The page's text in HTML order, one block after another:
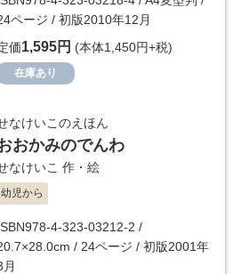
ページ / 初版2010年12月
価1,595円 (本体1,450円+税)
在庫あり
なけいこのえほん
おかみのでんわ
なけいこ 作・絵
幼児から
4-323-03212-2 /
/ 24ページ / 初版2001年
月